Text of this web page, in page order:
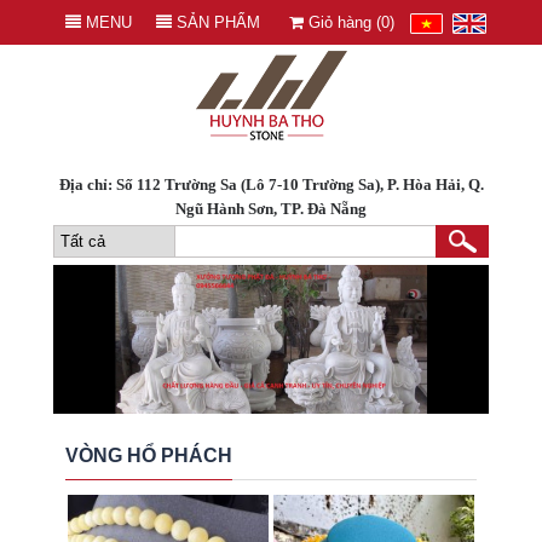
Giỏ hàng (0)
Địa chỉ: Số 112 Trường Sa (Lô 7-10 Trường Sa), P. Hòa Hải, Q.
Ngũ Hành Sơn, TP. Đà Nẵng
MENU SẢN PHẨM
VÒNG HỔ PHÁCH